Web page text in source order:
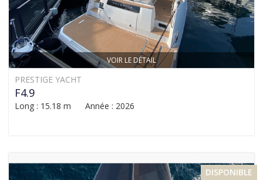
VOIR LE DÉTAIL
PRESTIGE YACHT
F4.9
Long : 15.18 m Année : 2026
DISPONIBLE